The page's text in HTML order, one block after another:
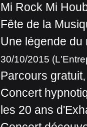
Mi Rock Mi
Fête de la
Une légende du
30/10/2015
Parcours gratuit
Concert
les 20 ans